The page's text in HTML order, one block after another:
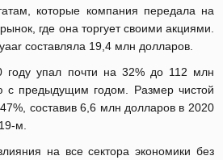
которые компания передала на
где она торгует своими акциями.
составляла 19,4 млн долларов.
году упал почти на 32% до 112 млн
с предыдущим годом. Размер чистой
составив 6,6 млн долларов в 2020
м.
на все сектора экономики без